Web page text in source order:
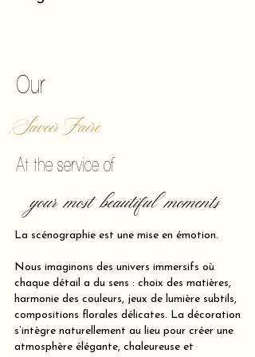
Our
Savoir Faire
At the service of
your most beautiful moments
La scénographie est une mise en émotion.
Nous imaginons des univers immersifs où
chaque détail a du sens : choix des matières,
harmonie des couleurs, jeux de lumière subtils,
compositions florales délicates. La décoration
s’intègre naturellement au lieu pour créer une
atmosphère élégante, chaleureuse et